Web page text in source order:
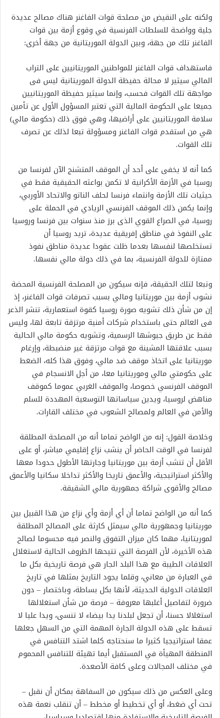
ولكنه على النقيض من مصلحة قوات الفاغنر هناك مصالح عديدة
جلية وواضحة للسلطات الفرنسية في وقوع أزمة بين قوات
الفاغنر تلك من جهة، وبين الدولة الموريتانية من جهة أخرى:
فاستهداف قوات الفاغنر للمواطنين الموريتانيين على التراب
المالي سيثير لا محالة حفيظة الدولة الموريتانية ليس فى
مواجهة تلك القوات فحسب، وإنما سيثير حفيظة الموريتانيين
جميعا على الحكومة المالية التي تعتبر المسؤول الأول عن تأمين
سلامة الموريتانيين على أراضيها، وهي فوق ذلك (حكومة مالي)
هي من استقدم قوات الفاغنر ومسؤولة تبعا لذلك عن تصرف
تلك القوات.
كما أنه لا يخفى على أحد أن الموقف المتشنج الآن لفرنسا من
روسيا في الأزمة الأكرانية لا تكمن بواعثه الحقيقية فقط في
حيثيات تلك الأزمة وانتماء فرنسا لحلف الناتو والاتحاد الأوربي،
وإنما يكمن ذلك الموقف الفرنسي الريادي في الحملة على
روسيا، في الصراع القوي الذى برز منذ سنوات بين فرنسا وروسيا
على النفوذ في مناطق إفريقية عديدة، تريد روسيا أن
تستخلصها لنفسها بعدما ظلت عقودا عديدة مناطق نفوذ
ممتازة للدولة الفرنسية، بما في ذلك دولة مالي نفسها.
وتبعا لتلك الحقيقة، فإنه سيكون من المصلحة الفرنسية المحضة
نشوب أزمة بين موريتانيا ومالي بسبب تصرفات قوات الفاغنر، إذ
إن من شأن ذلك تشويه صورة روسيا كقوة استعمارية، تنشر الذعر
فى العالم حتى باستخدام شركات أمنية مرتزقة تابعة لها، وليس
فقط عن طريق جيوشها الرسمية، وتشويه حكومة مالي الحالية
بسبب علاقتها المشينة مع قوات مرتزقة غير منضبطة، وإرغام
موريتانيا على اتخاذ موقف ضد مالي، وفوق هذا كله، الضغط
على حكومتي مالي وموريتانيا معا، من أجل الانسجام في
الموقف الفرنسي خصوصا، والموقف الغربي عموما كموقف
مناهض لروسيا، ويدين سياساتها التوسعية المهددة للسلم
والأمن في العالم ولمصالح الشعوب في مختلف القارات.
وخلاصة القول: إنه من الواضح تماما أنه من المصلحة المطلقة
لفرنسا في الوقت الحاضر أن ينشب نزاع إقليمي مباشر، أو على
الأقل أن تنشب أزمة بين موريتانيا وجارتها الأطول حدودا معها
والأكثر استراتيجية، والأعمق تاريخا والأكثر تداخلا سكانيا والأعمق
مصالح والأقوى شراكة جمهورية مالي الشقيقة.
كما أنه من الواضح تماما أن أي أزمة وأي نزاع من هذا القبيل بين
موريتانيا وجمهورية مالي سيمثل كارثة على المصالح المطلقة
لموريتانيا، مهما كان ميزان التفوق والنصر فيه محسوما لصالح
هذه الأخيرة، لأن الفرصة التي تتيحها الظروف الحالية لاستغلال
العلاقات الطيبة مع هذا البلد الجار هي فرصة تاريخية بكل ما
في العبارة من معاني، وقلما يجود التاريخ بمثلها في تاريخ
العلاقات الدولية الحديثة، لأنها بكل بساطة، وباختصار – دون
ضرورة لتفاصيل أغلبها معروفة – فرصة من شأن استغلالها
استغلالا حسنا، أن تجعل لبلدنا يدا بيضاء لا تنسى، ويدا عليا لا
تسقط على هذه الدولة الجارة المهمة التي من السهل جعلها
عمقا استراتيجيا كثيرا ما سنحتاجه كلما اشتد التنافس في
المنطقة المهيأة في المستقبل أيما تهيئة للتنافس المحموم
في مختلف المجالات وعلى كافة الأصعدة.
وعلى العكس من ذلك سيكون من السفاهة بمكان أن نقبل –
تحت أي ضغط، أو أي تخطيط أو مخطط – أن تنقلب نعمة هذه